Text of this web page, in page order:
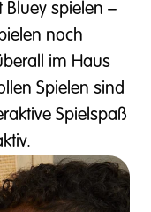
spielen –
noch
im Haus
Spielen sind
Spielspaß